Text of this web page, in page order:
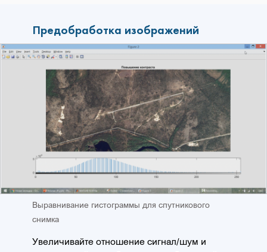
Предобработка изображений
Выравнивание гистограммы для спутникового
снимка
Увеличивайте отношение сигнал/шум и